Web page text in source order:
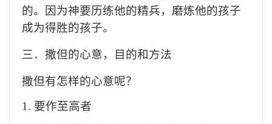
的。因为神要历练他的精兵，磨炼他的孩子
成为得胜的孩子。
三．撒但的心意，目的和方法
撒但有怎样的心意呢？
1. 要作至高者